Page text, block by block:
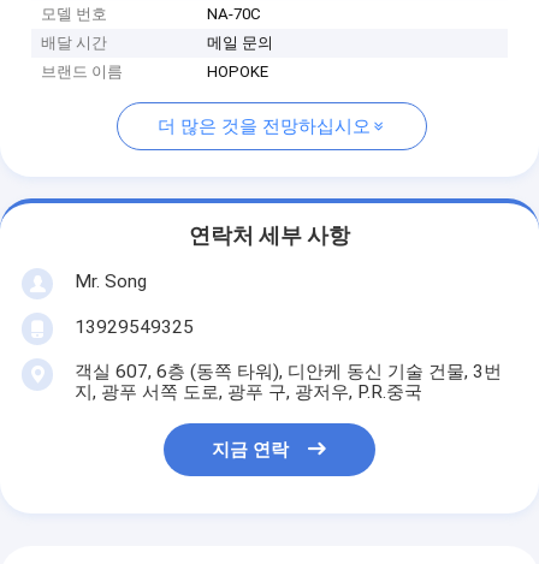
모델 번호
NA-70C
배달 시간
메일 문의
브랜드 이름
HOPOKE
더 많은 것을 전망하십시오
연락처 세부 사항
Mr. Song
13929549325
객실 607, 6층 (동쪽 타워), 디안케 동신 기술 건물, 3번
지, 광푸 서쪽 도로, 광푸 구, 광저우, P.R.중국
지금 연락